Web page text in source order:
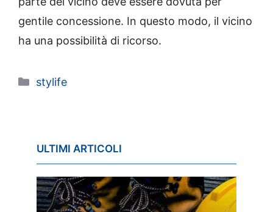
gentile concessione. In questo modo, il vicino
ha una possibilità di ricorso.
Categorie
stylife
ULTIMI ARTICOLI